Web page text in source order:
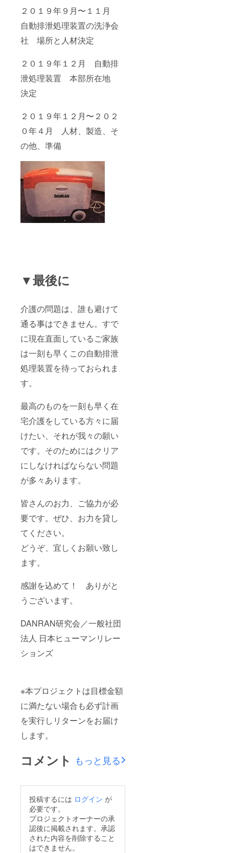
２０１９年９月〜１１月
自動排泄処理装置の洗浄会
社 場所と人材決定
２０１９年１２月 自動排
泄処理装置 本部所在地
決定
２０１９年１２月〜２０２
０年４月 人材、製造、そ
の他、準備
▼最後に
介護の問題は、誰も避けて
通る事はできません。すで
に現在直面しているご家族
は一刻も早くこの自動排泄
処理装置を待っておられま
す。
最高のものを一刻も早く在
宅介護をしている方々に届
けたい、それが我々の願い
です。そのためにはクリア
にしなければならない問題
が多々あります。
皆さんのお力、ご協力が必
要です。ぜひ、お力を貸し
てください。
どうぞ、宜しくお願い致し
ます。
感謝を込めて！ ありがと
うございます。
DANRAN研究会／一般社団
法人 日本ヒューマンリレー
ションズ
※本プロジェクトは目標金額
に満たない場合も必ず計画
を実行しリターンをお届け
します。
コメント もっと見る
投稿するには ログイン が
必要です。
プロジェクトオーナーの承
認後に掲載されます。承認
された内容を削除すること
はできません。